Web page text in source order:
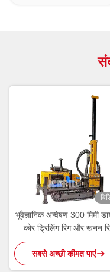
भूवैज्ञानिक अन्वेषण 300 मिमी
कोर ड्रिलिंग रिग और खनन
सबसे अच्छी कीमत पाएं